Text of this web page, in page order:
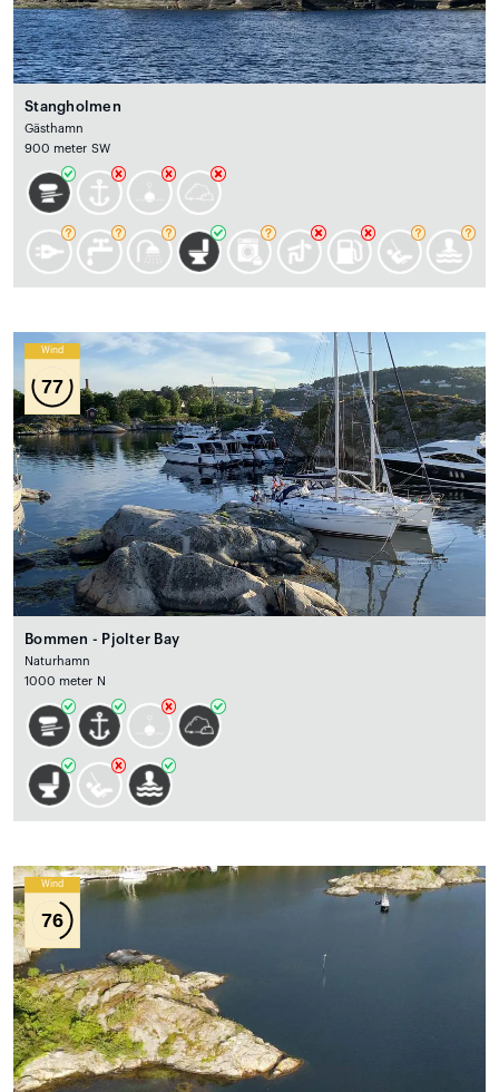
Stangholmen
Gästhamn
900 meter SW
Wind
77
Bommen - Pjolter Bay
Naturhamn
1000 meter N
Wind
76